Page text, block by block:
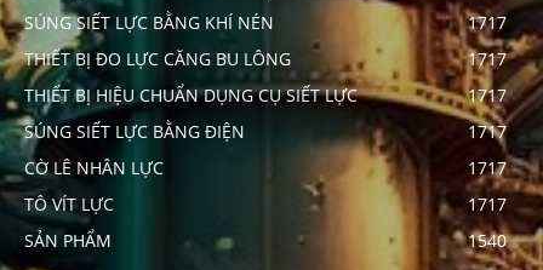
SÚNG SIẾT LỰC BẰNG KHÍ NÉN
1717
THIẾT BỊ ĐO LỰC CĂNG BU LÔNG
1717
THIẾT BỊ HIỆU CHUẨN DỤNG CỤ SIẾT LỰC
1717
SÚNG SIẾT LỰC BẰNG ĐIỆN
1717
CỜ LÊ NHÂN LỰC
1717
TÔ VÍT LỰC
1717
SẢN PHẨM
1540